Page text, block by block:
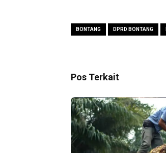
BONTANG DPRD BONTANG
Pos Terkait